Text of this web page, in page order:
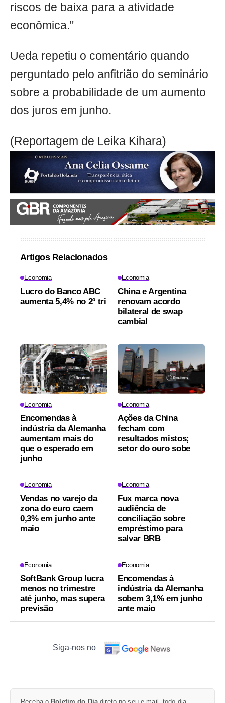
riscos de baixa para a atividade
econômica."
Ueda repetiu o comentário quando
perguntado pelo anfitrião do seminário
sobre a probabilidade de um aumento
dos juros em junho.
(Reportagem de Leika Kihara)
Artigos Relacionados
Economia
Lucro do Banco ABC
aumenta 5,4% no 2º tri
Economia
China e Argentina
renovam acordo
bilateral de swap
cambial
Economia
Encomendas à
indústria da Alemanha
aumentam mais do
que o esperado em
junho
Economia
Ações da China
fecham com
resultados mistos;
setor do ouro sobe
Economia
Vendas no varejo da
zona do euro caem
0,3% em junho ante
maio
Economia
Fux marca nova
audiência de
conciliação sobre
empréstimo para
salvar BRB
Economia
SoftBank Group lucra
menos no trimestre
até junho, mas supera
previsão
Economia
Encomendas à
indústria da Alemanha
sobem 3,1% em junho
ante maio
Siga-nos no